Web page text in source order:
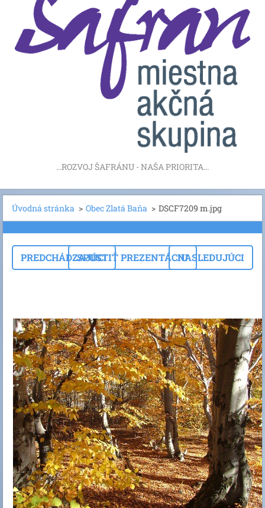
...ROZVOJ ŠAFRÁNU - NAŠA PRIORITA...
Úvodná stránka > Obec Zlatá Baňa > DSCF7209 m.jpg
PREDCHÁDZAJÚCISPUSTIŤ PREZENTÁCIUNASLEDUJÚCI